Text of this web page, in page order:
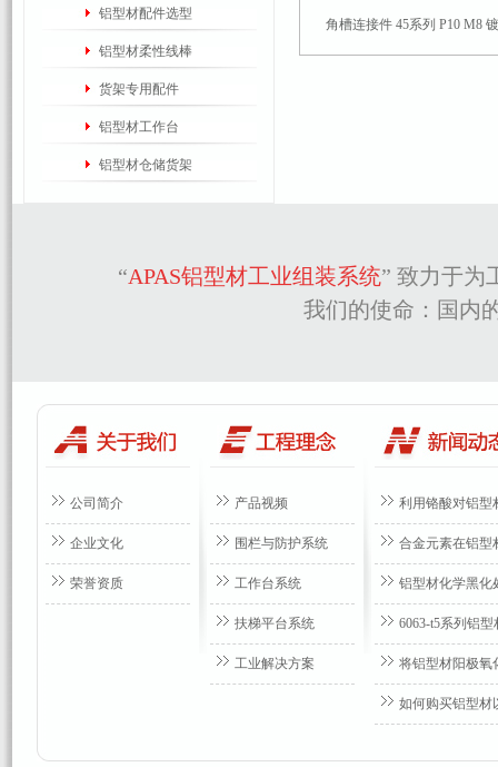
铝型材配件选型
铝型材柔性线棒
货架专用配件
铝型材工作台
铝型材仓储货架
角槽连接件 45系列 P10 M8
“APAS铝型材工业组装系统” 致力于为
我们的使命：国内
公司简介
企业文化
荣誉资质
产品视频
围栏与防护系统
工作台系统
扶梯平台系统
工业解决方案
利用铬酸对铝型
合金元素在铝型
铝型材化学黑化
6063-t5系列铝
将铝型材阳极氧
如何购买铝型材